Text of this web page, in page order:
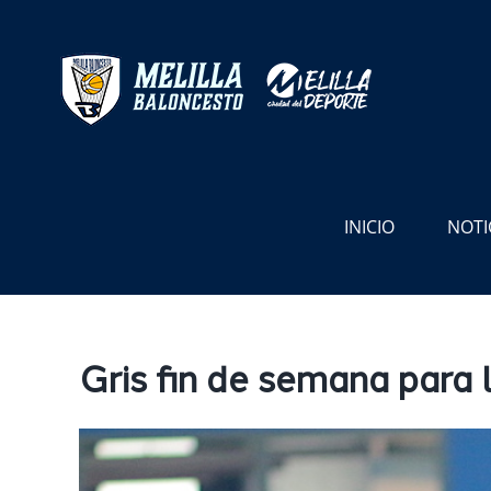
contenido
INICIO
Gris fin de semana para
Ver